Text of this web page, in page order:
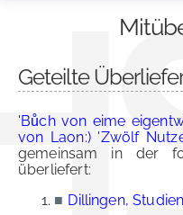
Geteilte
'Bůch von eime
von Laon:) 'Zwölf
gemeinsam in der
überliefert:
■ Dillingen,